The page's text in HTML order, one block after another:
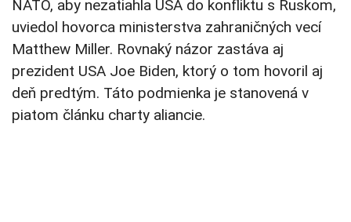
NATO, aby nezatiahla USA do konfliktu s Ruskom,
uviedol hovorca ministerstva zahraničných vecí
Matthew Miller. Rovnaký názor zastáva aj
prezident USA Joe Biden, ktorý o tom hovoril aj
deň predtým. Táto podmienka je stanovená v
piatom článku charty aliancie.